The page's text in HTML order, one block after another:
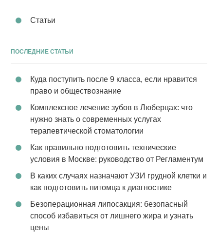
Статьи
ПОСЛЕДНИЕ СТАТЬИ
Куда поступить после 9 класса, если нравится
право и обществознание
Комплексное лечение зубов в Люберцах: что
нужно знать о современных услугах
терапевтической стоматологии
Как правильно подготовить технические
условия в Москве: руководство от Регламентум
В каких случаях назначают УЗИ грудной клетки и
как подготовить питомца к диагностике
Безоперационная липосакция: безопасный
способ избавиться от лишнего жира и узнать
цены